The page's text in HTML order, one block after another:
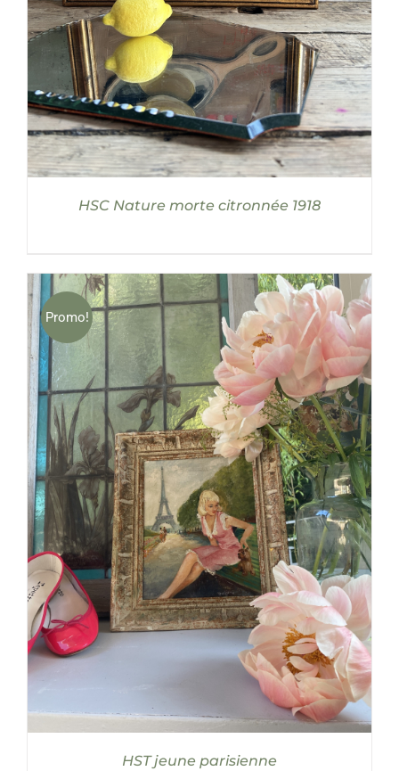
HSC Nature morte citronnée 1918
Promo!
AJOUTER AU PANIER / DÉTAILS
HST jeune parisienne